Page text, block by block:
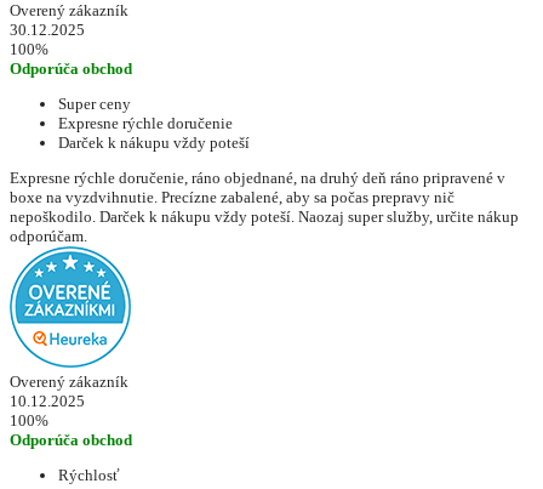
Overený zákazník
30.12.2025
100%
Odporúča obchod
Super ceny
Expresne rýchle doručenie
Darček k nákupu vždy poteší
Expresne rýchle doručenie, ráno objednané, na druhý deň ráno pripravené v
boxe na vyzdvihnutie. Precízne zabalené, aby sa počas prepravy nič
nepoškodilo. Darček k nákupu vždy poteší. Naozaj super služby, určite nákup
odporúčam.
Overený zákazník
10.12.2025
100%
Odporúča obchod
Rýchlosť